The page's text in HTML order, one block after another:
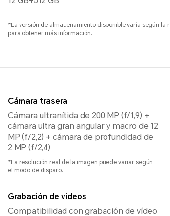
*La versión de almacenamiento disponible varía según la
para obtener más información.
Cámara trasera
Cámara ultranítida de 200 MP (f/1,9) +
cámara ultra gran angular y macro de 12
MP (f/2,2) + cámara de profundidad de
2 MP (f/2,4)
*La resolución real de la imagen puede variar según
el modo de disparo.
Grabación de videos
Compatibilidad con grabación de vídeo